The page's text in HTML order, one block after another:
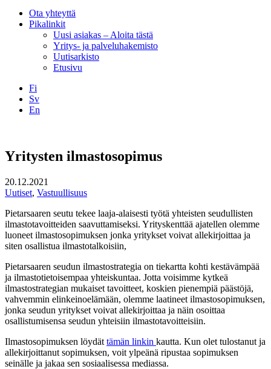
Ota yhteyttä
Pikalinkit
Uusi asiakas – Aloita tästä
Yritys- ja palveluhakemisto
Uutisarkisto
Etusivu
Fi
Sv
En
Yritysten ilmastosopimus
20.12.2021
Uutiset, Vastuullisuus
Pietarsaaren seutu tekee laaja-alaisesti työtä yhteisten seudullisten
ilmastotavoitteiden saavuttamiseksi. Yrityskenttää ajatellen olemme
luoneet ilmastosopimuksen jonka yritykset voivat allekirjoittaa ja
siten osallistua ilmastotalkoisiin,
Pietarsaaren seudun ilmastostrategia on tiekartta kohti kestävämpää
ja ilmastotietoisempaa yhteiskuntaa. Jotta voisimme kytkeä
ilmastostrategian mukaiset tavoitteet, koskien pienempiä päästöjä,
vahvemmin elinkeinoelämään, olemme laatineet ilmastosopimuksen,
jonka seudun yritykset voivat allekirjoittaa ja näin osoittaa
osallistumisensa seudun yhteisiin ilmastotavoitteisiin.
Ilmastosopimuksen löydät tämän linkin kautta. Kun olet tulostanut ja
allekirjoittanut sopimuksen, voit ylpeänä ripustaa sopimuksen
seinälle ja jakaa sen sosiaalisessa mediassa.